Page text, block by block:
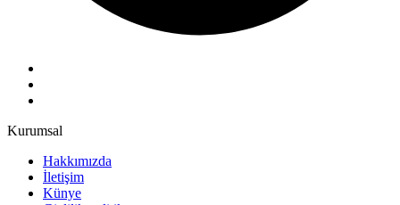
Kurumsal
Hakkımızda
İletişim
Künye